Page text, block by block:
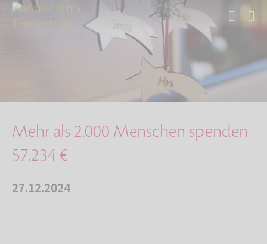
Aktuelles
Mehr als 2.000 Menschen spenden 57.234 €
Mehr als 2.000 Menschen spenden
57.234 €
27.12.2024